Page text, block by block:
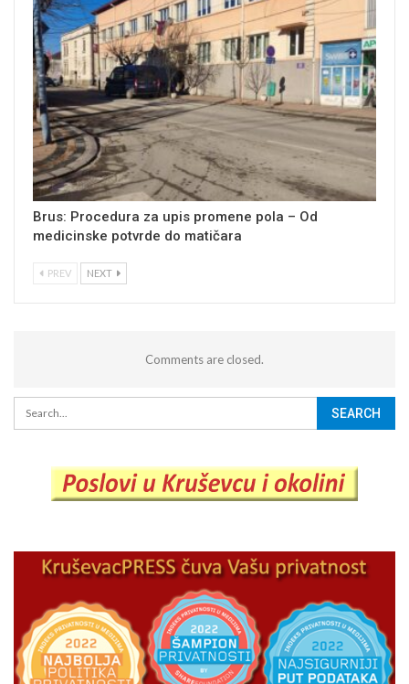
Brus: Procedura za upis promene pola – Od
medicinske potvrde do matičara
PREV NEXT
Comments are closed.